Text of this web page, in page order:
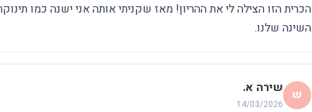
הכרית הזו הצילה לי את ההריון! מאז שקניתי אותה אני ישנה כמו
השינה שלנו.
ש שירה א.
14/03/2026